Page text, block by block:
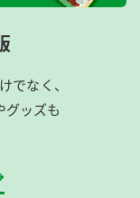
でなく、
グッズも